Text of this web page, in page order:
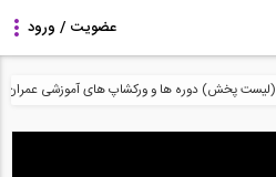
(لیست پخش) دوره ها و ورکشاپ های آموزشی عمران و